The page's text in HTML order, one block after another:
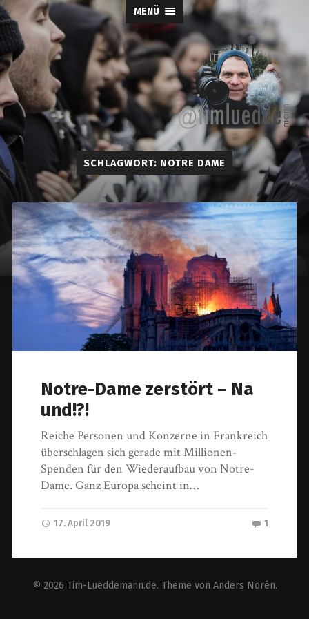
MENÜ
Tim-
SCHLAGWORT: NOTRE DAME
Notre-Dame zerstört – Na
und!?!
Reiche Personen und Konzerne in Frankreich
überschlagen sich gerade mit Millionen-
Spenden für den Wiederaufbau von Notre-
Dame. Ganz Europa scheint in…
17. April 2019 1
© 2026 Tim-Lueddemann.de. Theme von Anders Norén.